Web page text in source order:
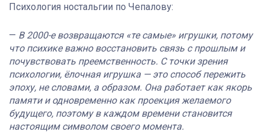
Психология ностальгии по Чепалову:
— В 2000-е возвращаются «те самые» игрушки, потому
что психике важно восстановить связь с прошлым и
почувствовать преемственность. С точки зрения
психологии, ёлочная игрушка — это способ пережить
эпоху, не словами, а образом. Она работает как якорь
памяти и одновременно как проекция желаемого
будущего, поэтому в каждом времени становится
настоящим символом своего момента.